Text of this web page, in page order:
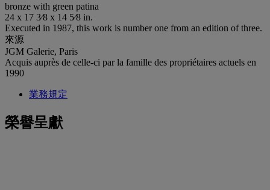
bronze with green patina
24 x 17 3⁄8 x 14 5⁄8 in.
Executed in 1987, this work is number one from an edition of three.
來源
JGM Galerie, Paris
Acquis auprès de celle-ci par la famille des propriétaires actuels en
1990
業務規定
榮譽呈獻